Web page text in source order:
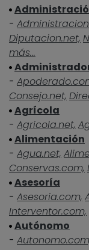
-
Diputacion.net,
más...
-
Consejo.net,
Agrícola
- Agricola.net,
Alimentación
- Agua.net,
Conservas.com,
Asesoría
- Asesoria.com,
Interventor.com,
Autónomo
-